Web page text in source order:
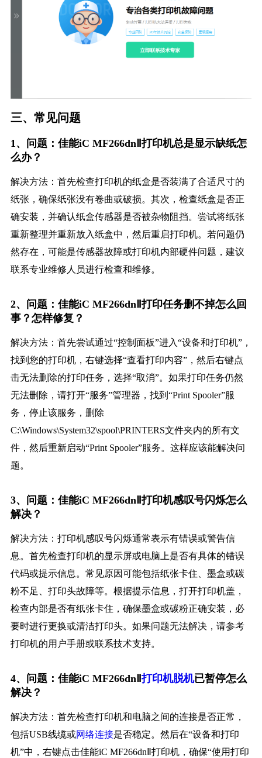
三、常见问题
1、问题：佳能iC MF266dnⅡ打印机总是显示缺纸怎
么办？
解决方法：首先检查打印机的纸盒是否装满了合适尺寸的
纸张，确保纸张没有卷曲或破损。其次，检查纸盒是否正
确安装，并确认纸盒传感器是否被杂物阻挡。尝试将纸张
重新整理并重新放入纸盒中，然后重启打印机。若问题仍
然存在，可能是传感器故障或打印机内部硬件问题，建议
联系专业维修人员进行检查和维修。
2、问题：佳能iC MF266dnⅡ打印任务删不掉怎么回
事？怎样修复？
解决方法：首先尝试通过“控制面板”进入“设备和打印机”，
找到您的打印机，右键选择“查看打印内容”，然后右键点
击无法删除的打印任务，选择“取消”。如果打印任务仍然
无法删除，请打开“服务”管理器，找到“Print Spooler”服
务，停止该服务，删除
C:\Windows\System32\spool\PRINTERS文件夹内的所有文
件，然后重新启动“Print Spooler”服务。这样应该能解决问
题。
3、问题：佳能iC MF266dnⅡ打印机感叹号闪烁怎么
解决？
解决方法：打印机感叹号闪烁通常表示有错误或警告信
息。首先检查打印机的显示屏或电脑上是否有具体的错误
代码或提示信息。常见原因可能包括纸张卡住、墨盒或碳
粉不足、打印头故障等。根据提示信息，打开打印机盖，
检查内部是否有纸张卡住，确保墨盒或碳粉正确安装，必
要时进行更换或清洁打印头。如果问题无法解决，请参考
打印机的用户手册或联系技术支持。
4、问题：佳能iC MF266dnⅡ打印机脱机已暂停怎么
解决？
解决方法：首先检查打印机和电脑之间的连接是否正常，
包括USB线缆或网络连接是否稳定。然后在“设备和打印
机”中，右键点击佳能iC MF266dnⅡ打印机，确保“使用打印